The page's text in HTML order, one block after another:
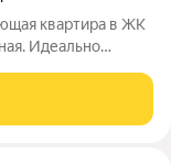
квартира в ЖК
Идеально